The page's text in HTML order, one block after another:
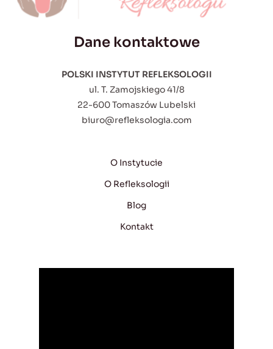
Dane kontaktowe
POLSKI INSTYTUT REFLEKSOLOGII
ul. T. Zamojskiego 41/8
22-600 Tomaszów Lubelski
biuro@refleksologia.com
O Instytucie
O Refleksologii
Blog
Kontakt